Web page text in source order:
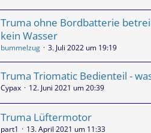
Truma ohne Bordbatterie
kein Wasser
bummelzug 3. Juli 2022 um 19:19
Truma Triomatic Bedienteil -
Cypax 12. Juni 2021 um 20:39
Truma Lüftermotor
part1 13. April 2021 um 11:33